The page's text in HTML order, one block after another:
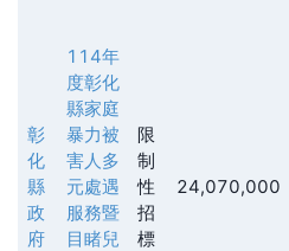
彰
化
縣
政
府
114年
度彰化
縣家庭
暴力被
害人多
元處遇
服務暨
目睹兒
限
制
性
招
標
24,070,000